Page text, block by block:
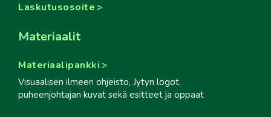
Laskutusosoite
Materiaalit
Materiaalipankki
Visuaalisen ilmeen ohjeisto, Jytyn logot,
puheenjohtajan kuvat sekä esitteet ja oppaat